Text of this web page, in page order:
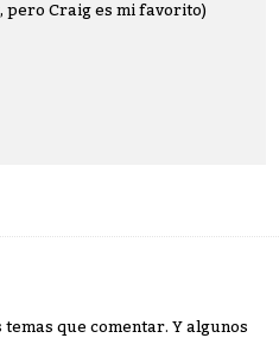
pero Craig es mi favorito)
que comentar. Y algunos